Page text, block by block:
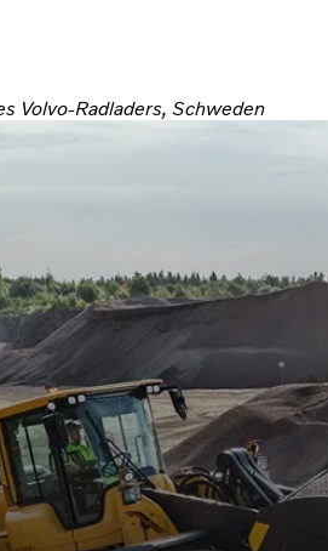
Volvo-Radladers, Schweden